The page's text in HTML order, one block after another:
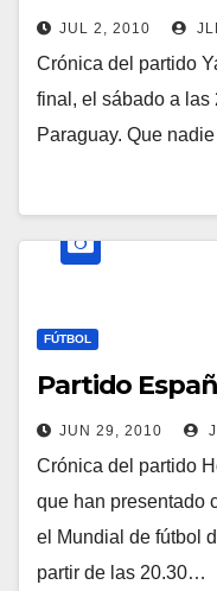
JUL 2, 2010
Crónica del partido
final, el sábado a las
Paraguay. Que
FÚTBOL
Partido
JUN 29, 2010
Crónica del partido
que han presentado
el Mundial de fútbol
partir de las 20.30…